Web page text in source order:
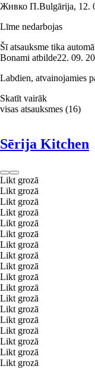
Живко П.Bulgārija, 12.
Līme nedarbojas
Šī atsauksme tika
Bonami atbilde22. 09.
Labdien, atvainojamies
Skatīt vairāk
visas atsauksmes (16)
Sērija Kitchen
Likt grozā
Likt grozā
Likt grozā
Likt grozā
Likt grozā
Likt grozā
Likt grozā
Likt grozā
Likt grozā
Likt grozā
Likt grozā
Likt grozā
Likt grozā
Likt grozā
Likt grozā
Likt grozā
Likt grozā
Likt grozā